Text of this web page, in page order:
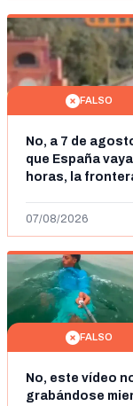
FALSO
No, a 7 de
que España
horas, la
07/08/2026
FALSO
No, este vídeo
grabándose